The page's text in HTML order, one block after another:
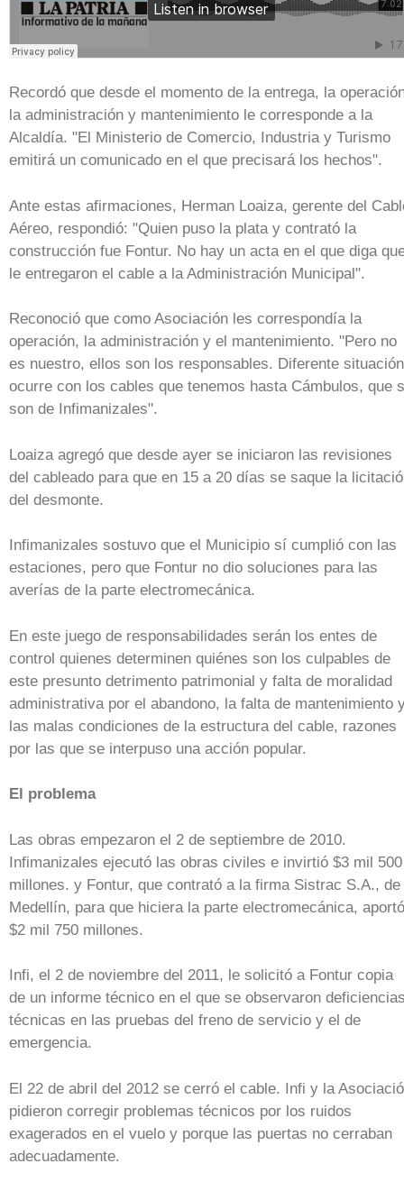
Recordó que desde el momento de la entrega, la
la administración y mantenimiento le corresponde a la
Alcaldía. "El Ministerio de Comercio, Industria y Turismo
emitirá un comunicado en el que precisará los hechos".
Ante estas afirmaciones, Herman Loaiza, gerente del
Aéreo, respondió: "Quien puso la plata y contrató la
construcción fue Fontur. No hay un acta en el que diga
le entregaron el cable a la Administración Municipal".
Reconoció que como Asociación les correspondía la
operación, la administración y el mantenimiento. "Pero no
es nuestro, ellos son los responsables. Diferente situación
ocurre con los cables que tenemos hasta Cámbulos, que
son de Infimanizales".
Loaiza agregó que desde ayer se iniciaron las revisiones
del cableado para que en 15 a 20 días se saque la
del desmonte.
Infimanizales sostuvo que el Municipio sí cumplió con las
estaciones, pero que Fontur no dio soluciones para las
averías de la parte electromecánica.
En este juego de responsabilidades serán los entes de
control quienes determinen quiénes son los culpables de
este presunto detrimento patrimonial y falta de moralidad
administrativa por el abandono, la falta de mantenimiento
las malas condiciones de la estructura del cable, razones
por las que se interpuso una acción popular.
El problema
Las obras empezaron el 2 de septiembre de 2010.
Infimanizales ejecutó las obras civiles e invirtió $3 mil 500
millones. y Fontur, que contrató a la firma Sistrac S.A., de
Medellín, para que hiciera la parte electromecánica, aportó
$2 mil 750 millones.
Infi, el 2 de noviembre del 2011, le solicitó a Fontur copia
de un informe técnico en el que se observaron
técnicas en las pruebas del freno de servicio y el de
emergencia.
El 22 de abril del 2012 se cerró el cable. Infi y la
pidieron corregir problemas técnicos por los ruidos
exagerados en el vuelo y porque las puertas no cerraban
adecuadamente.